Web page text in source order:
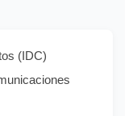
(IDC)